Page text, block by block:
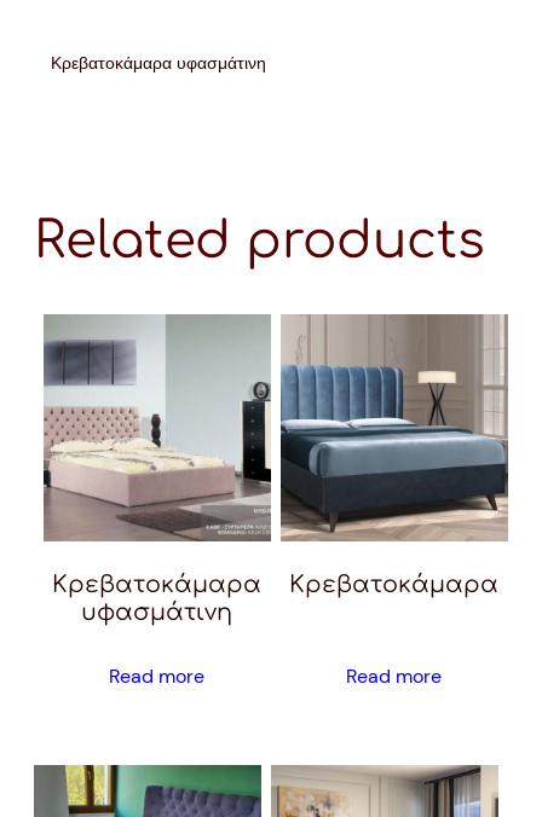
Κρεβατοκάμαρα υφασμάτινη
Related products
Κρεβατοκάμαρα
υφασμάτινη
Read more
Κρεβατοκάμαρα
Read more